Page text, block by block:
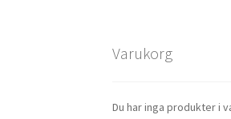
Varukorg
Du har inga produkter i